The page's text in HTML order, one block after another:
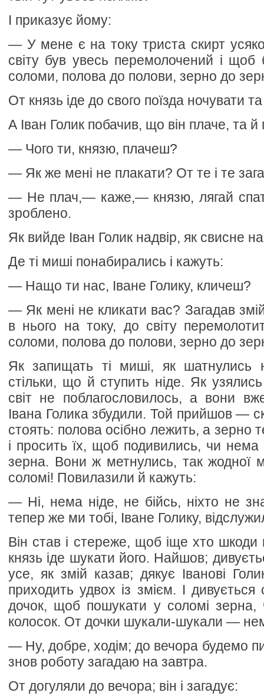
І приказує йому:
— У мене є на току триста скирт
світу був увесь перемолочений і
соломи, полова до полови, зерно до
От князь іде до свого поїзда ночувати
А Іван Голик побачив, що він плаче, та й
— Чого ти, князю, плачеш?
— Як же мені не плакати? От те і те
— Не плач,— каже,— князю, лягай
зроблено.
Як вийде Іван Голик надвір, як свисне
Де ті миші понабирались і кажуть:
— Нащо ти нас, Іване Голику, кличеш?
— Як мені не кликати вас? Загадав
в нього на току, до світу
соломи, полова до полови, зерно до
Як запищать ті миші, як шатнулись
стільки, що й ступить ніде. Як
світ не поблагословилось, а вони
Івана Голика збудили. Той прийшов —
стоять: полова осібно лежить, а зерно
і просить їх, щоб подивились, чи
зерна. Вони ж метнулись, так жодної
соломі! Повилазили й кажуть:
— Ні, нема ніде, не бійсь, ніхто не
тепер же ми тобі, Іване Голику,
Він став і стереже, щоб іще хто
князь іде шукати його. Найшов;
усе, як змій казав; дякує Іванові
приходить удвох із змієм. І
дочок, щоб пошукати у соломі зерна,
колосок. От дочки шукали-шукали —
— Ну, добре, ходім; до вечора будемо
знов роботу загадаю на завтра.
От догуляли до вечора; він і загадує: